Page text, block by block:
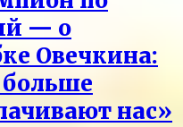
— о
Овечкина:
нас»